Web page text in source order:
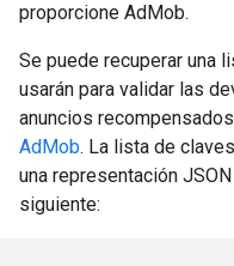
proporcione AdMob.
Se puede recuperar una
usarán para validar las
anuncios
AdMob. La lista de
una representación
siguiente: